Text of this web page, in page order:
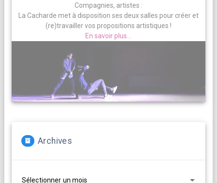
Compagnies, artistes :
La Cacharde met à disposition ses deux salles pour créer et
(re)travailler vos propositions artistiques !
En savoir plus...
Archives